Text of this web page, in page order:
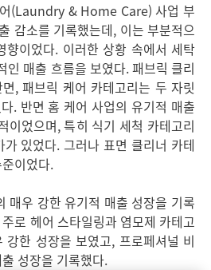
(Laundry & Home Care) 사업 부
감소를 기록했는데, 이는 부분적으
이었다. 이러한 상황 속에서 세탁
인 매출 흐름을 보였다. 패브릭 클리
, 패브릭 케어 카테고리는 두 자릿
. 반면 홈 케어 사업의 유기적 매출
이었으며, 특히 식기 세척 카테고리
있었다. 그러나 표면 클리너 카테
이었다.
매우 강한 유기적 매출 성장을 기록
로 헤어 스타일링과 염모제 카테고
한 성장을 보였고, 프로페셔널 비
성장을 기록했다.